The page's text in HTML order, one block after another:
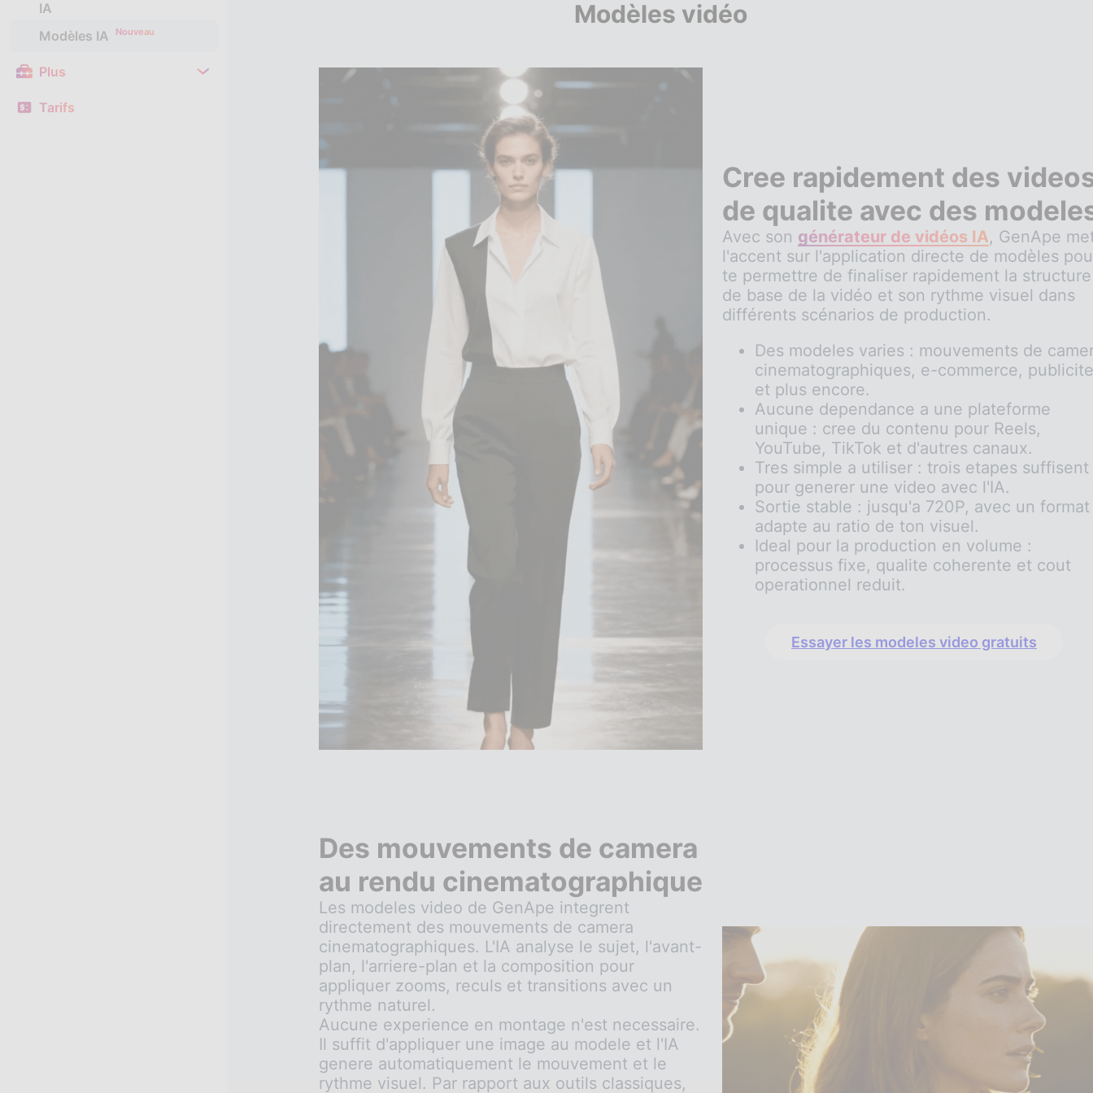
IA
Modèles IA Nouveau
Plus
Tarifs
Modèles vidéo
Cree rapidement des
de qualite avec des
Avec son générateur de vidéos IA, GenApe
l'accent sur l'application directe de modèles
te permettre de finaliser rapidement la structure
de base de la vidéo et son rythme visuel dans
différents scénarios de production.
Des modeles varies : mouvements de
cinematographiques, e-commerce,
et plus encore.
Aucune dependance a une plateforme
unique : cree du contenu pour Reels,
YouTube, TikTok et d'autres canaux.
Tres simple a utiliser : trois etapes suffisent
pour generer une video avec l'IA.
Sortie stable : jusqu'a 720P, avec un format
adapte au ratio de ton visuel.
Ideal pour la production en volume :
processus fixe, qualite coherente et cout
operationnel reduit.
Essayer les modeles video gratuits
Des mouvements de camera
au rendu cinematographique
Les modeles video de GenApe integrent
directement des mouvements de camera
cinematographiques. L'IA analyse le sujet, l'avant-
plan, l'arriere-plan et la composition pour
appliquer zooms, reculs et transitions avec un
rythme naturel.
Aucune experience en montage n'est necessaire.
Il suffit d'appliquer une image au modele et l'IA
genere automatiquement le mouvement et le
rythme visuel. Par rapport aux outils classiques,